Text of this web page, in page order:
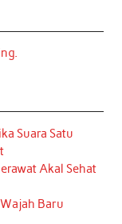
Suara Satu
Akal Sehat
Baru